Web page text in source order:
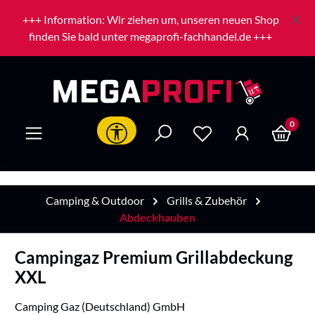
Zum Hauptinhalt springen
+++ Information: Wir ziehen um, unseren neuen Shop
finden Sie bald unter megaprofi-fachhandel.de +++
Werkzeugleiste anzeigen 0
Camping & Outdoor
Grills & Zubehör
Abdeckhauben
Campingaz Premium Grillabdeckung
XXL
Camping Gaz (Deutschland) GmbH